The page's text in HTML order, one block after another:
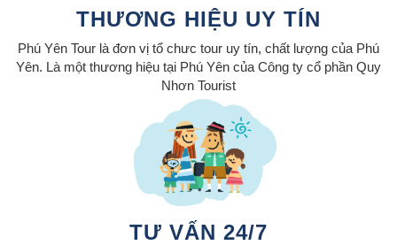
THƯƠNG HIỆU UY TÍN
Phú Yên Tour là đơn vị tổ chưc tour uy tín, chất lượng của Phú
Yên. Là một thương hiệu tại Phú Yên của Công ty cổ phần Quy
Nhơn Tourist
TƯ VẤN 24/7